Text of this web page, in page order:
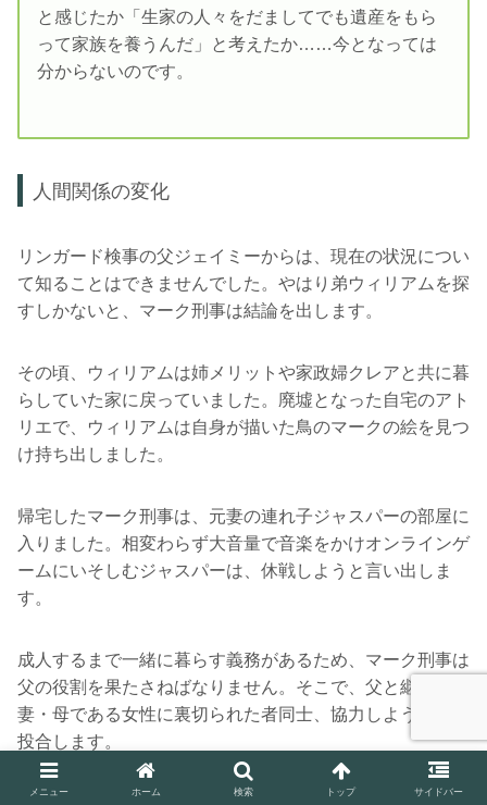
と感じたか「生家の人々をだましてでも遺産をもら
って家族を養うんだ」と考えたか……今となっては
分からないのです。
人間関係の変化
リンガード検事の父ジェイミーからは、現在の状況につい
て知ることはできませんでした。やはり弟ウィリアムを探
すしかないと、マーク刑事は結論を出します。
その頃、ウィリアムは姉メリットや家政婦クレアと共に暮
らしていた家に戻っていました。廃墟となった自宅のアト
リエで、ウィリアムは自身が描いた鳥のマークの絵を見つ
け持ち出しました。
帰宅したマーク刑事は、元妻の連れ子ジャスパーの部屋に
入りました。相変わらず大音量で音楽をかけオンラインゲ
ームにいそしむジャスパーは、休戦しようと言い出しま
す。
成人するまで一緒に暮らす義務があるため、マーク刑事は
父の役割を果たさねばなりません。そこで、父と継子とは
妻・母である女性に裏切られた者同士、協力しようと意気
投合します。
メニュー ホーム 検索 トップ サイドバー